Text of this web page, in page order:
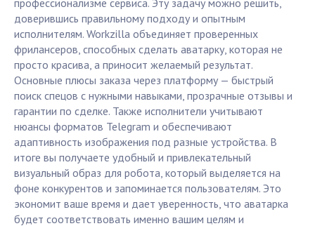
профессионализме сервиса. Эту задачу можно решить,
доверившись правильному подходу и опытным
исполнителям. Workzilla объединяет проверенных
фрилансеров, способных сделать аватарку, которая не
просто красива, а приносит желаемый результат.
Основные плюсы заказа через платформу — быстрый
поиск спецов с нужными навыками, прозрачные отзывы и
гарантии по сделке. Также исполнители учитывают
нюансы форматов Telegram и обеспечивают
адаптивность изображения под разные устройства. В
итоге вы получаете удобный и привлекательный
визуальный образ для робота, который выделяется на
фоне конкурентов и запоминается пользователям. Это
экономит ваше время и дает уверенность, что аватарка
будет соответствовать именно вашим целям и